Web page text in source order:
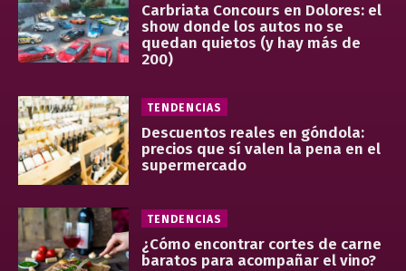
Carbriata Concours en Dolores: el
show donde los autos no se
quedan quietos (y hay más de
200)
TENDENCIAS
Descuentos reales en góndola:
precios que sí valen la pena en el
supermercado
TENDENCIAS
¿Cómo encontrar cortes de carne
baratos para acompañar el vino?